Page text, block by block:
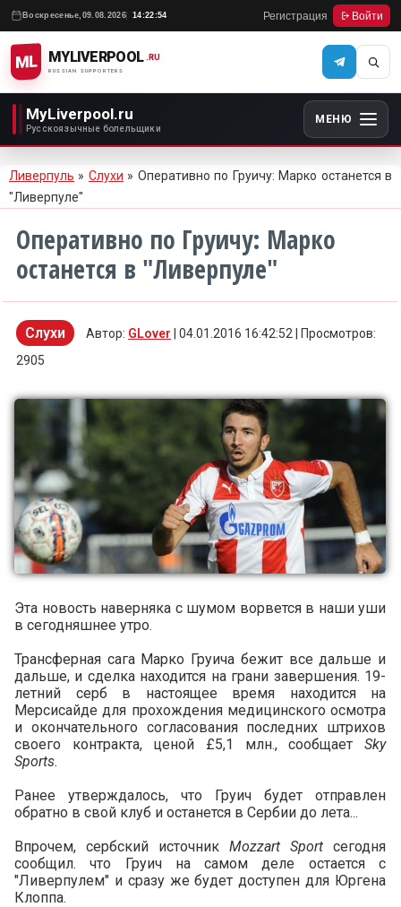
Воскресенье, 09.08.2026 14:22:54 Регистрация Войти
ML MYLIVERPOOL
RUSSIAN SUPPORTERS
.RU
MyLiverpool.ru
Русскоязычные болельщики
МЕНЮ
Ливерпуль » Слухи » Оперативно по Груичу: Марко останется в
"Ливерпуле"
Оперативно по Груичу: Марко
останется в "Ливерпуле"
Слухи Автор: GLover | 04.01.2016 16:42:52 | Просмотров:
2905
Эта новость наверняка с шумом ворвется в наши уши
в сегодняшнее утро.
Трансферная сага Марко Груича бежит все дальше и
дальше, и сделка находится на грани завершения. 19-
летний серб в настоящее время находится на
Мерсисайде для прохождения медицинского осмотра
и окончательного согласования последних штрихов
своего контракта, ценой £5,1 млн., сообщает Sky
Sports.
Ранее утверждалось, что Груич будет отправлен
обратно в свой клуб и останется в Сербии до лета...
Впрочем, сербский источник Mozzart Sport сегодня
сообщил. что Груич на самом деле остается с
"Ливерпулем" и сразу же будет доступен для Юргена
Клоппа.